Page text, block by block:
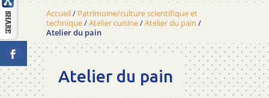
ACCUEIL
ACTIVITÉS
MÉTHODOLOGIE
Accueil/ Patrimoine/culture scientifique et
technique/Atelier cuisine/Atelier du pain /
Atelier du pain
Atelier du pain